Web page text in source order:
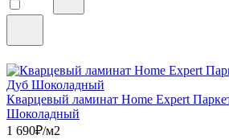
Кварцевый ламинат Home Expert
Шоколадный
1 690₽/м2